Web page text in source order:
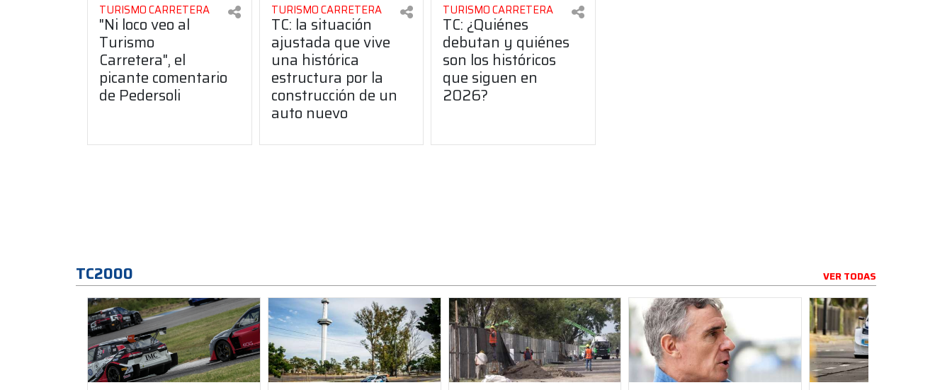
TURISMO CARRETERA
"Ni loco veo al
Turismo
Carretera", el
picante comentario
de Pedersoli
TURISMO CARRETERA
TC: la situación
ajustada que vive
una histórica
estructura por la
construcción de un
auto nuevo
TURISMO CARRETERA
TC: ¿Quiénes
debutan y quiénes
son los históricos
que siguen en
2026?
TC2000 VER TODAS